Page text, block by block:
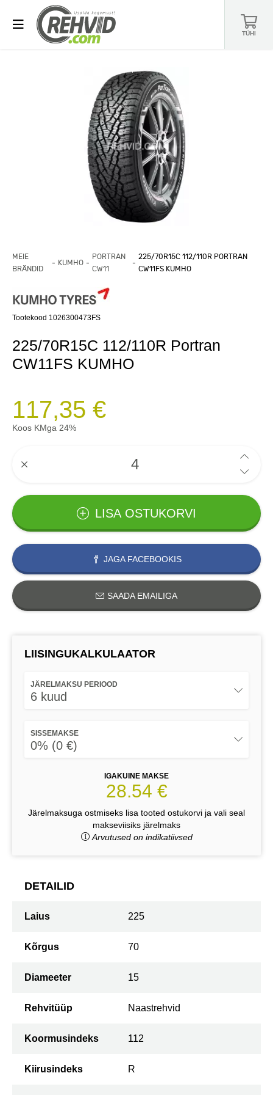
TÜHI
MEIE
BRÄNDID
KUMHO
PORTRAN
CW11
225/70R15C 112/110R PORTRAN
CW11FS KUMHO
Tootekood 1026300473FS
225/70R15C 112/110R Portran
CW11FS KUMHO
117,35 €
Koos KMga 24%
LISA OSTUKORVI
JAGA FACEBOOKIS
SAADA EMAILIGA
LIISINGUKALKULAATOR
JÄRELMAKSU PERIOOD
6 kuud
SISSEMAKSE
0% (0 €)
IGAKUINE MAKSE
28.54 €
Järelmaksuga ostmiseks lisa tooted ostukorvi ja vali seal
makseviisiks järelmaks
Arvutused on indikatiivsed
DETAILID
Laius 225
Kõrgus 70
Diameeter 15
Rehvitüüp Naastrehvid
Koormusindeks 112
Kiirusindeks R